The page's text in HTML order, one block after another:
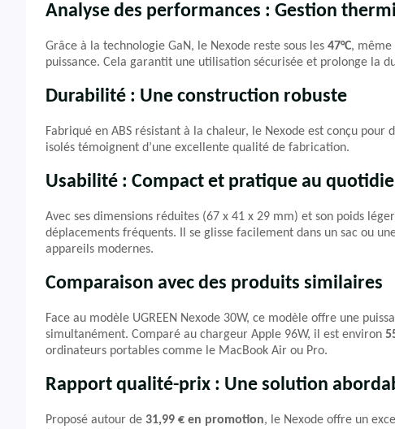
Analyse des performances : Gestion
Grâce à la technologie GaN, le Nexode reste sous les 47°C, même
puissance. Cela garantit une utilisation sécurisée et prolonge la
Durabilité : Une construction robuste
Fabriqué en ABS résistant à la chaleur, le Nexode est conçu
isolés témoignent d’une excellente qualité de fabrication.
Usabilité : Compact et pratique au
Avec ses dimensions réduites (67 x 41 x 29 mm) et son poids
déplacements fréquents. Il se glisse facilement dans un sac ou
appareils modernes.
Comparaison avec des produits similaires
Face au modèle UGREEN Nexode 30W, ce modèle offre une
simultanément. Comparé au chargeur Apple 96W, il est environ
ordinateurs portables comme le MacBook Air ou Pro.
Rapport qualité-prix : Une solution
Proposé autour de 31,99 € en promotion, le Nexode offre un